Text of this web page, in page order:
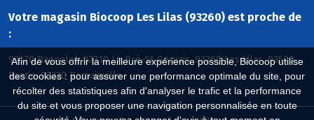
Afin de vous offrir la meilleure expérience possible, Biocoop utilise
des cookies : pour assurer une performance optimale du site, pour
récolter des statistiques afin d'analyser le trafic et la performance
du site et vous proposer une navigation personnalisée en toute
Votre magasin Biocoop Les Lilas (93260) est proche de
:
93170 Bagnolet, 93310 Le Pré-St-Gervais, 93260 Les Lilas, 93500
Pantin, 93230 Romainville